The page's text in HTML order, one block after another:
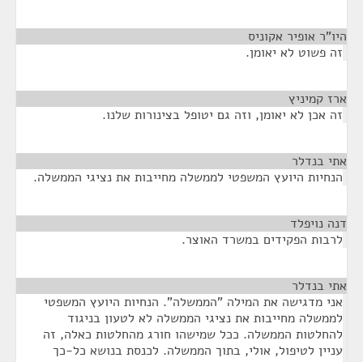
היו"ר אופיר אקוניס
זה פשוט לא יאומן.
ארז קמיניץ
זה אכן לא יאומן, וזה גם יטופל בצינורות שלנו.
אתי בנדלר
הנחיות היועץ המשפטי לממשלה מחייבות את נציגי הממשלה.
דנה נויפלד
לרבות הפקידים במשרד האוצר.
אתי בנדלר
אני מדגישה את המילה "הממשלה". הנחיות היועץ המשפטי
לממשלה מחייבות את נציגי הממשלה לא לטעון בניגוד
להחלטות הממשלה. ככל שמישהו חורג מהחלטות כאלה, זה
עניין לטיפול, אולי, בתוך הממשלה. לכנסת בנושא כל-כך